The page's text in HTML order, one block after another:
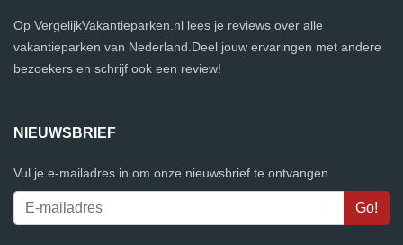
Op VergelijkVakantieparken.nl lees je reviews over alle
vakantieparken van Nederland.Deel jouw ervaringen met andere
bezoekers en schrijf ook een review!
NIEUWSBRIEF
Vul je e-mailadres in om onze nieuwsbrief te ontvangen.